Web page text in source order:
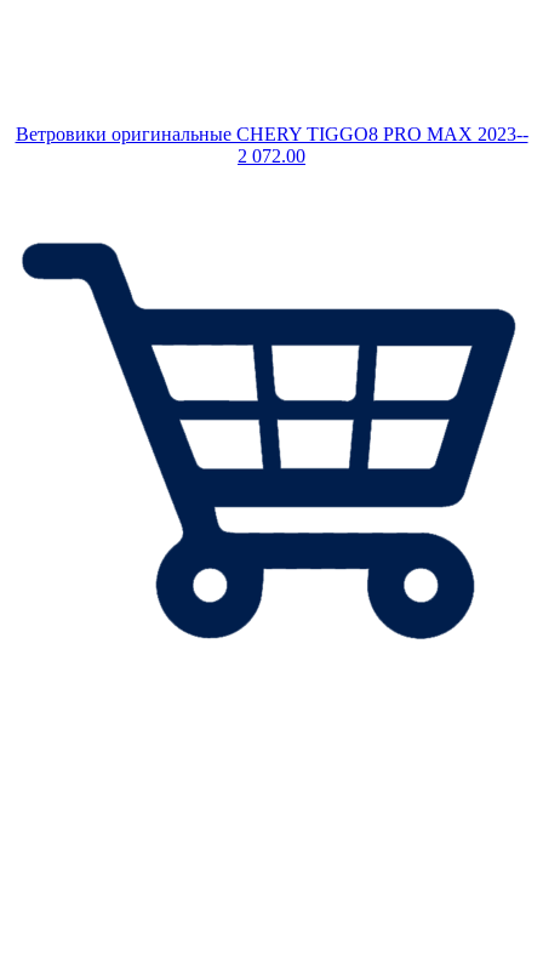
Ветровики оригинальные CHERY TIGGO8 PRO MAX 2023--
2 072.00